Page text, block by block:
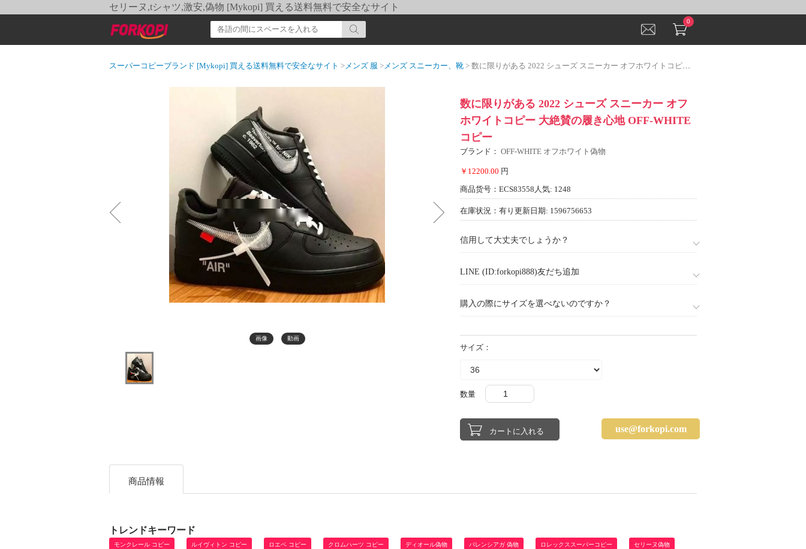
セリーヌ,tシャツ,激安,偽物 [Mykopi] 買える送料無料で安全なサイト
0
スーパーコピーブランド [Mykopi] 買える送料無料で安全なサイト >メンズ 服 >メンズ スニーカー、靴 > 数に限りがある 2022 シューズ スニーカー オフホワイトコピー 大絶賛の履き心地 OFF-WHITEコピー
画像 動画
数に限りがある 2022 シューズ スニーカー オフ
ホワイトコピー 大絶賛の履き心地 OFF-WHITE
コピー
ブランド： OFF-WHITE オフホワイト偽物
￥12200.00 円
商品货号：ECS83558 人気: 1248
在庫状況：有り 更新日期: 1596756653
信用して大丈夫でしょうか？
LINE (ID:forkopi888)友だち追加
購入の際にサイズを選べないのですか？
サイズ：
数量
use@forkopi.com
商品情報
トレンドキーワード
モンクレール コピー ルイヴィトン コピー ロエベ コピー クロムハーツ コピー ディオール偽物 バレンシアガ 偽物 ロレックススーパーコピー セリーヌ偽物